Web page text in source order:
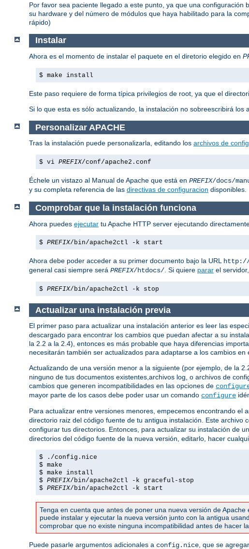
Por favor sea paciente llegado a este punto, ya que una
su hardware y del número de módulos que haya habilitado para la
rápido)
Instalar
Ahora es el momento de instalar el paquete en el diretorio elegido en
$ make install
Este paso requiere de forma típica privilegios de root, ya que el
Si lo que esta es sólo actualizando, la instalación no sobreescribirá los
Personalizar APACHE
Tras la instalación puede personalizarla, editando los archivos de
$ vi PREFIX/conf/apache2.conf
Échele un vistazo al Manual de Apache que está en PREFIX/docs/
y su completa referencia de las directivas de configuracion disponibles.
Comprobar que la instalación funciona
Ahora puedes ejecutar tu Apache HTTP server ejecutando
$ PREFIX/bin/apache2ctl -k start
Ahora debe poder acceder a su primer documento bajo la URL
general casi siempre será PREFIX/htdocs/ . Si quiere parar el
$ PREFIX/bin/apache2ctl -k stop
Actualizar una instalación previa
El primer paso para actualizar una instalación anterior es leer las
descargado para encontrar los cambios que puedan afectar a su
la 2.2 a la 2.4), entonces es más probable que haya diferencias
necesitarán también ser actualizados para adaptarse a los cambios
Actualizando de una versión menor a la siguiente (por ejemplo, de la
ninguno de tus documentos existentes,archivos log, o archivos de
cambios que generen incompatibilidades en las opciones de
mayor parte de los casos debe poder usar un comando configure
Para actualizar entre versiones menores, empecemos encontrando el
directorio raiz del código fuente de tu antigua instalación. Este archivo
configurar tus directorios. Entonces, para actualizar su instalación de
directorios del código fuente de la nueva versión, editarlo, hacer
$ ./config.nice
$ make
$ make install
$ PREFIX/bin/apache2ctl -k graceful-stop
$ PREFIX/bin/apache2ctl -k start
Tenga en cuenta que antes de poner una nueva versión de
puede instalar y ejecutar la nueva versión junto con la antigua
comprobar que no existe ninguna incompatibilidad antes de hacer
Puede pasarle argumentos adicionales a config.nice , que se